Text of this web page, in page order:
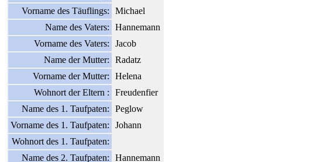
Vorname des Täuflings:
Michael
Name des Vaters:
Hannemann
Vorname des Vaters:
Jacob
Name der Mutter:
Radatz
Vorname der Mutter:
Helena
Wohnort der Eltern :
Freudenfier
Name des 1. Taufpaten:
Peglow
Vorname des 1. Taufpaten:
Johann
Wohnort des 1. Taufpaten:
Name des 2. Taufpaten:
Hannemann